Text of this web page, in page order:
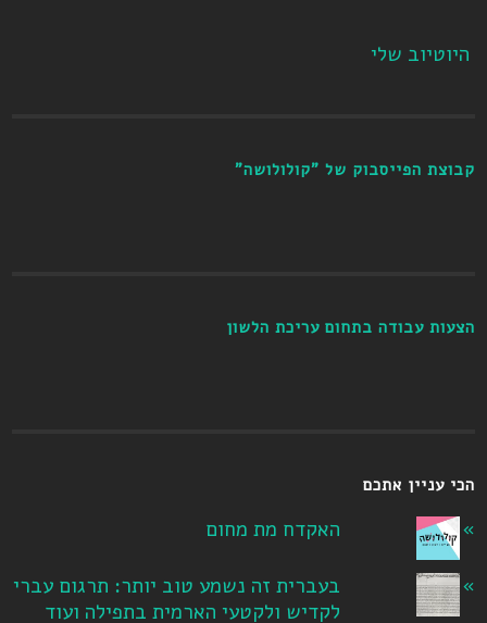
היוטיוב שלי
קבוצת הפייסבוק של "קולולושה"
הצעות עבודה בתחום עריכת הלשון
הכי עניין אתכם
האקדח מת מחום
בעברית זה נשמע טוב יותר: תרגום עברי
לקדיש ולקטעי הארמית בתפילה ועוד